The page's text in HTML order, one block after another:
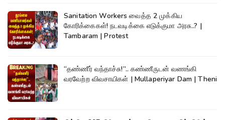
Sanitation Workers வைத்த 2 முக்கிய
கோரிக்கைகள்! நடவடிக்கை எடுக்குமா அரசு..? |
Tambaram | Protest
“தண்ணீர் வந்தாச்சு!”.. கண்ணீருடன் வணங்கி
வரவேற்ற விவசாயிகள் | Mullaperiyar Dam | Theni